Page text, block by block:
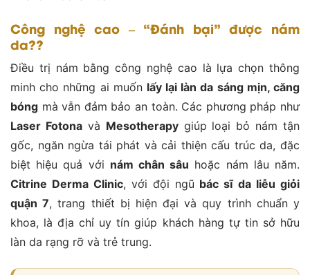
Công nghệ cao – “Đánh bại” được nám
da??
Điều trị nám bằng công nghệ cao là lựa chọn thông
minh cho những ai muốn lấy lại làn da sáng mịn, căng
bóng mà vẫn đảm bảo an toàn. Các phương pháp như
Laser Fotonavà Mesotherapygiúp loại bỏ nám tận
gốc, ngăn ngừa tái phát và cải thiện cấu trúc da, đặc
biệt hiệu quả với nám chân sâu hoặc nám lâu năm.
Citrine Derma Clinic, với đội ngũ bác sĩ da liễu giỏi
quận 7, trang thiết bị hiện đại và quy trình chuẩn y
khoa, là địa chỉ uy tín giúp khách hàng tự tin sở hữu
làn da rạng rỡ và trẻ trung.